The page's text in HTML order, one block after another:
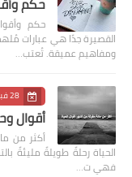
حكم
القصيرة جدًا هي عبارات
ومفاهيم عميقة. تُعتب…
28 فبراير 2023
أقوال
أكثر من
الحياة رحلةً طويلةً مليئةً
فهي ت…